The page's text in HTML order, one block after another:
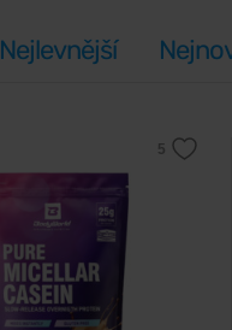
Nejlevnější